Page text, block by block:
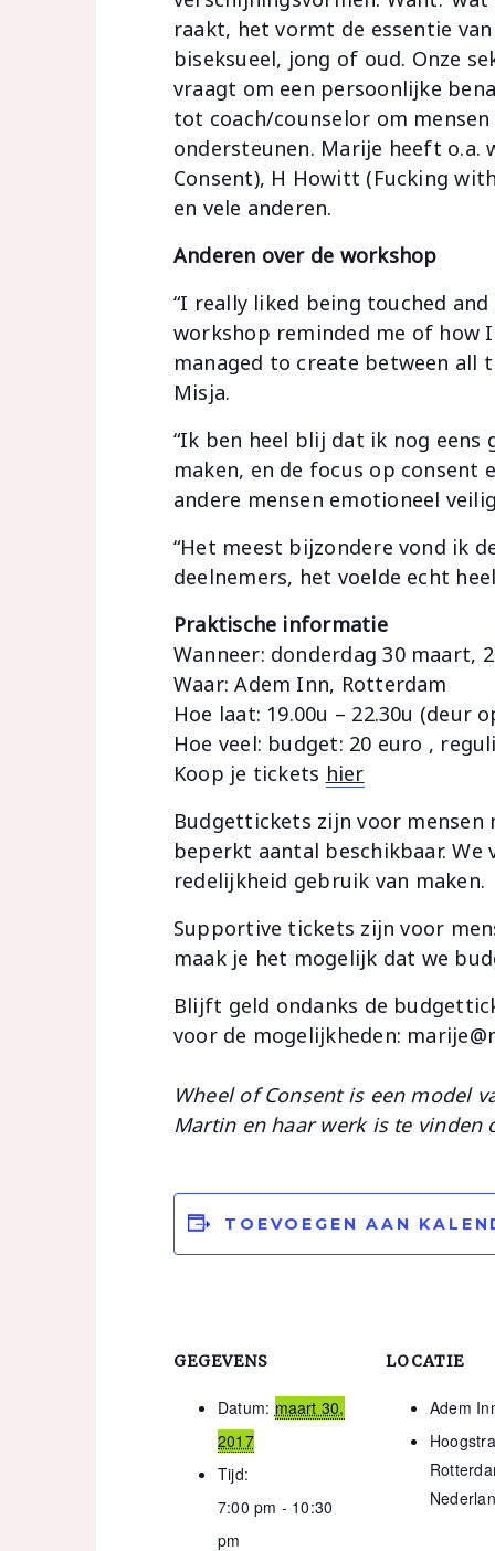
raakt, het vormt de essentie
biseksueel, jong of oud. Onze
vraagt om een persoonlijke
tot coach/counselor om
ondersteunen. Marije heeft
Consent), H Howitt (Fucking
en vele anderen.
Anderen over de workshop
“I really liked being touched
workshop reminded me of how
managed to create between all
Misja.
“Ik ben heel blij dat ik nog eens
maken, en de focus op
andere mensen emotioneel
“Het meest bijzondere vond ik
deelnemers, het voelde echt
Praktische informatie
Wanneer: donderdag 30 maart,
Waar: Adem Inn, Rotterdam
Hoe laat: 19.00u – 22.30u (deur
Hoe veel: budget: 20 euro ,
Koop je tickets hier
Budgettickets zijn voor
beperkt aantal beschikbaar.
redelijkheid gebruik van maken.
Supportive tickets zijn voor
maak je het mogelijk dat we
Blijft geld ondanks de
voor de mogelijkheden:
Wheel of Consent is een model
Martin en haar werk is te
TOEVOEGEN AAN
GEGEVENS
Datum: maart 30,
2017
Tijd:
7:00 pm - 10:30
pm
LOCATIE
Adem